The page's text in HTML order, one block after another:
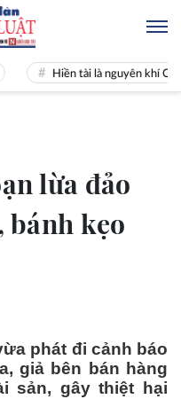
Hiền tài là nguyên khí Quốc gia
lừa đảo
bánh kẹo
phát đi cảnh báo
giả bên bán hàng
sản, gây thiệt hại